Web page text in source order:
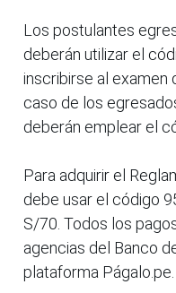
Los postulantes
deberán utilizar el
inscribirse al examen
caso de los
deberán emplear el
Para adquirir el
debe usar el código
S/70. Todos los
agencias del Banco
plataforma Págalo.pe.